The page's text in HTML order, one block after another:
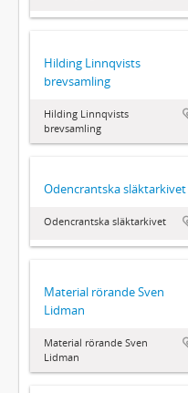
Hilding Linnqvists
brevsamling
Hilding Linnqvists
brevsamling
Odencrantska släktarkivet
Odencrantska släktarkivet
Material rörande Sven
Lidman
Material rörande Sven
Lidman